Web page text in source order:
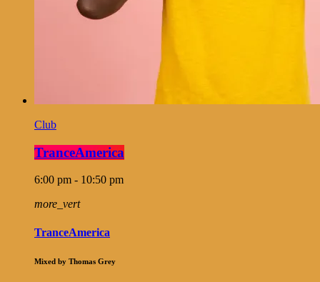
Club
TranceAmerica
6:00 pm - 10:50 pm
more_vert
TranceAmerica
Mixed by Thomas Grey